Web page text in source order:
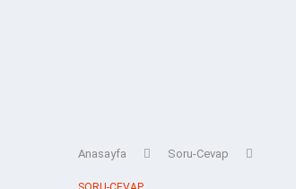
Anasayfa Soru-Cevap